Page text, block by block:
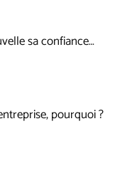
sa confiance…
pourquoi ?